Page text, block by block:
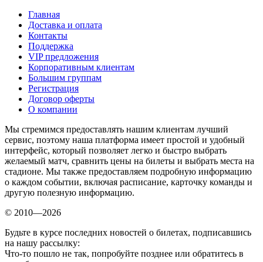
Главная
Доставка и оплата
Контакты
Поддержка
VIP предложения
Корпоративным клиентам
Большим группам
Регистрация
Договор оферты
О компании
Мы стремимся предоставлять нашим клиентам лучший
сервис, поэтому наша платформа имеет простой и удобный
интерфейс, который позволяет легко и быстро выбрать
желаемый матч, сравнить цены на билеты и выбрать места на
стадионе. Мы также предоставляем подробную информацию
о каждом событии, включая расписание, карточку команды и
другую полезную информацию.
© 2010—2026
Будьте в курсе последних новостей о билетах, подписавшись
на нашу рассылку:
Что-то пошло не так, попробуйте позднее или обратитесь в